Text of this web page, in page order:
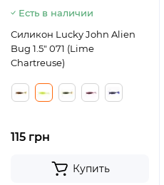
Есть в наличии
Силикон Lucky John Alien
Bug 1.5" 071 (Lime
Chartreuse)
115 грн
Купить